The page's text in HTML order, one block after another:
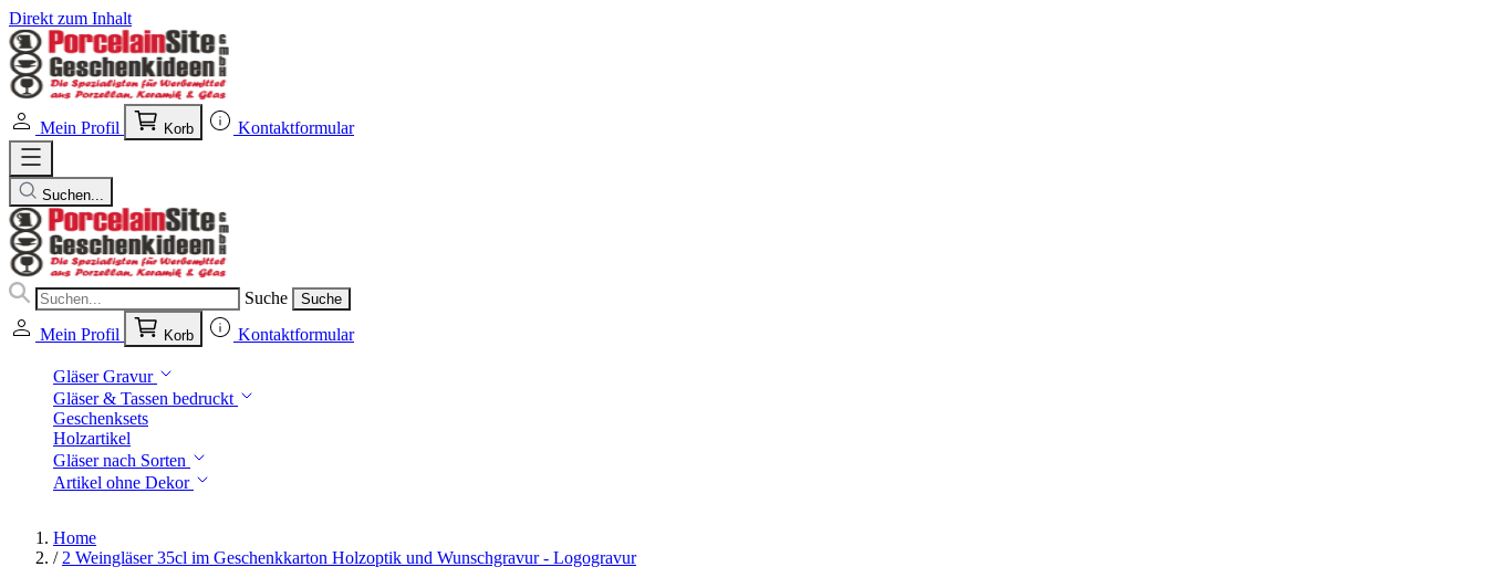
Direkt zum Inhalt
Mein Profil Korb Kontaktformular
Suchen...
Suche Suche
Mein Profil Korb Kontaktformular
Gläser Gravur
Gläser & Tassen bedruckt
Geschenksets
Holzartikel
Gläser nach Sorten
Artikel ohne Dekor
Home
/ 2 Weingläser 35cl im Geschenkkarton Holzoptik und Wunschgravur - Logogravur